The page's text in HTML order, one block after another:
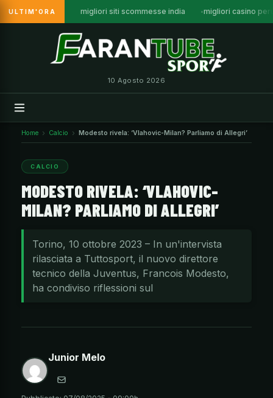
ULTIM'ORA migliori siti scommesse india migliori casino
10 Agosto 2026
Home Calcio Modesto rivela: ‘Vlahovic-Milan? Parliamo di Allegri’
CALCIO
MODESTO RIVELA: ‘VLAHOVIC-
MILAN? PARLIAMO DI ALLEGRI’
Torino, 10 ottobre 2023 – In un'intervista
rilasciata a Tuttosport, il nuovo direttore
tecnico della Juventus, Francois Modesto,
ha condiviso riflessioni sul
Junior Melo